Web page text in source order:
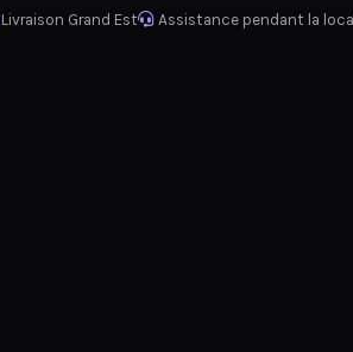
Grand Est Assistance pendant la